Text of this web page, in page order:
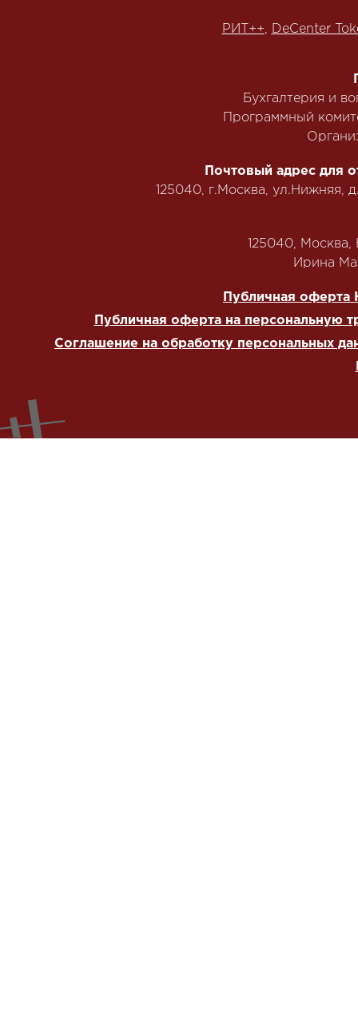
РИТ++, DeCenter
Бухгалтерия и
Программный
Почтовый адрес для
125040, г.Москва, ул.Нижняя,
125040,
‭Ирина
Публичная оферта
Публичная оферта на персональную
Соглашение на обработку персональных